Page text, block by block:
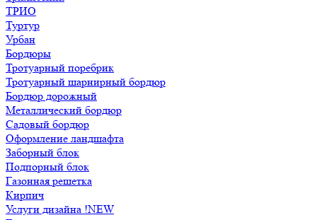
ТРИО
Туртур
Урбан
Бордюры
Тротуарный поребрик
Тротуарный шарнирный бордюр
Бордюр дорожный
Металлический бордюр
Садовый бордюр
Оформление ландшафта
Заборный блок
Подпорный блок
Газонная решетка
Кирпич
Услуги дизайна !NEW